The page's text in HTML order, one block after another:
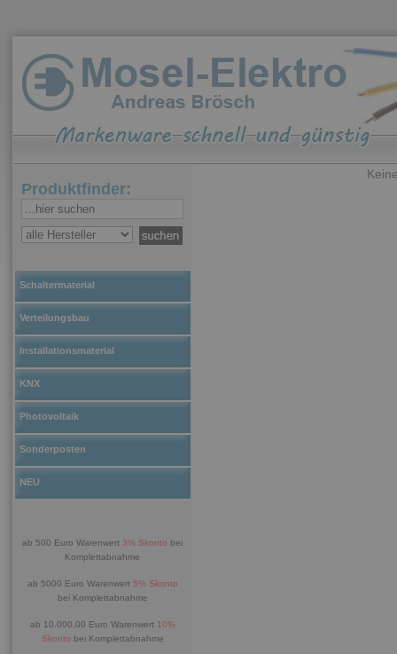
Produktfinder:
Schaltermaterial
Verteilungsbau
Installationsmaterial
KNX
Photovoltaik
Sonderposten
NEU
ab 500 Euro Warenwert 3% Skonto bei
Komplettabnahme
ab 5000 Euro Warenwert 5% Skonto
bei Komplettabnahme
ab 10.000,00 Euro Warenwert 10%
Skonto bei Komplettabnahme